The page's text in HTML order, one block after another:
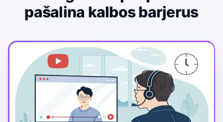
pašalina kalbos barjerus